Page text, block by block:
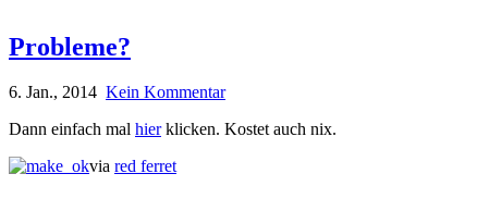
Probleme?
6. Jan., 2014 Kein Kommentar
Dann einfach mal hierklicken. Kostet auch nix.
via red ferret